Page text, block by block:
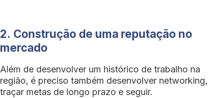
2. Construção de uma reputação no
mercado
Além de desenvolver um histórico de trabalho na
região, é preciso também desenvolver networking,
traçar metas de longo prazo e seguir.